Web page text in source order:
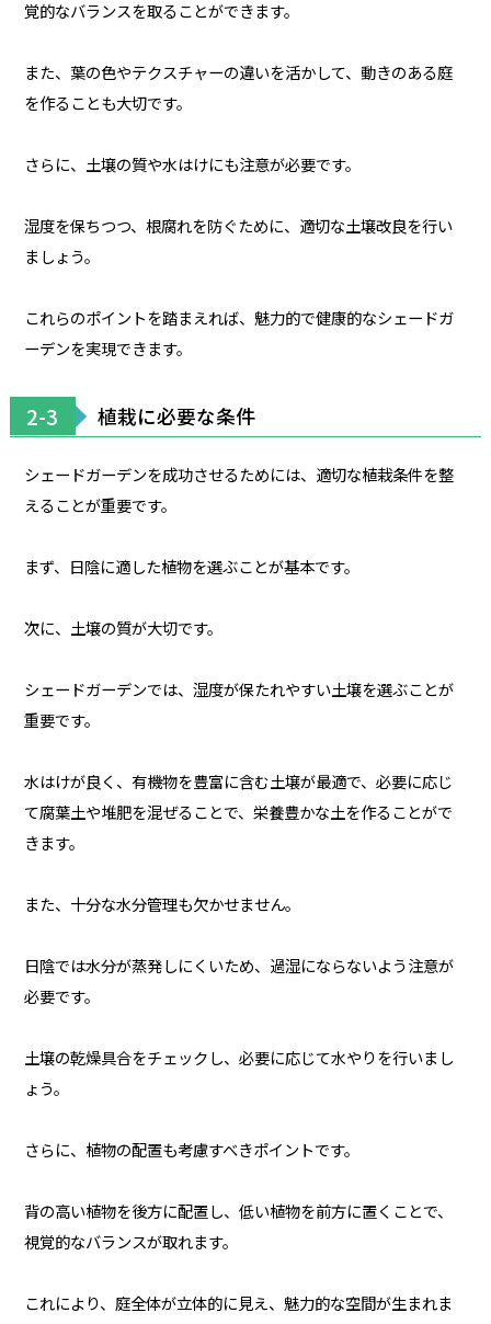
覚的なバランスを取ることができます。
また、葉の色やテクスチャーの違いを活かして、動きのある庭
を作ることも大切です。
さらに、土壌の質や水はけにも注意が必要です。
湿度を保ちつつ、根腐れを防ぐために、適切な土壌改良を行い
ましょう。
これらのポイントを踏まえれば、魅力的で健康的なシェードガ
ーデンを実現できます。
2-3 植栽に必要な条件
シェードガーデンを成功させるためには、適切な植栽条件を整
えることが重要です。
まず、日陰に適した植物を選ぶことが基本です。
次に、土壌の質が大切です。
シェードガーデンでは、湿度が保たれやすい土壌を選ぶことが
重要です。
水はけが良く、有機物を豊富に含む土壌が最適で、必要に応じ
て腐葉土や堆肥を混ぜることで、栄養豊かな土を作ることがで
きます。
また、十分な水分管理も欠かせません。
日陰では水分が蒸発しにくいため、過湿にならないよう注意が
必要です。
土壌の乾燥具合をチェックし、必要に応じて水やりを行いまし
ょう。
さらに、植物の配置も考慮すべきポイントです。
背の高い植物を後方に配置し、低い植物を前方に置くことで、
視覚的なバランスが取れます。
これにより、庭全体が立体的に見え、魅力的な空間が生まれま